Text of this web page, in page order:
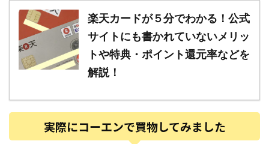
楽天カードが５分でわかる！公式
サイトにも書かれていないメリッ
トや特典・ポイント還元率などを
解説！
実際にコーエンで買物してみました